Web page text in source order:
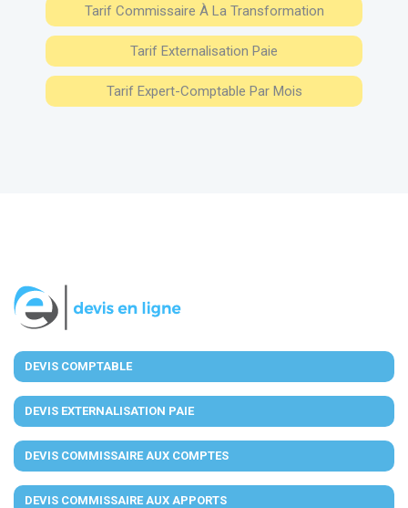
Tarif Commissaire À La Transformation
Tarif Externalisation Paie
Tarif Expert-Comptable Par Mois
DEVIS COMPTABLE
DEVIS EXTERNALISATION PAIE
DEVIS COMMISSAIRE AUX COMPTES
DEVIS COMMISSAIRE AUX APPORTS